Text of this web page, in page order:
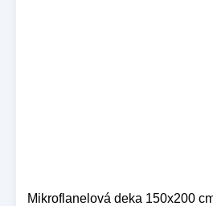
Mikroflanelová deka 150x200